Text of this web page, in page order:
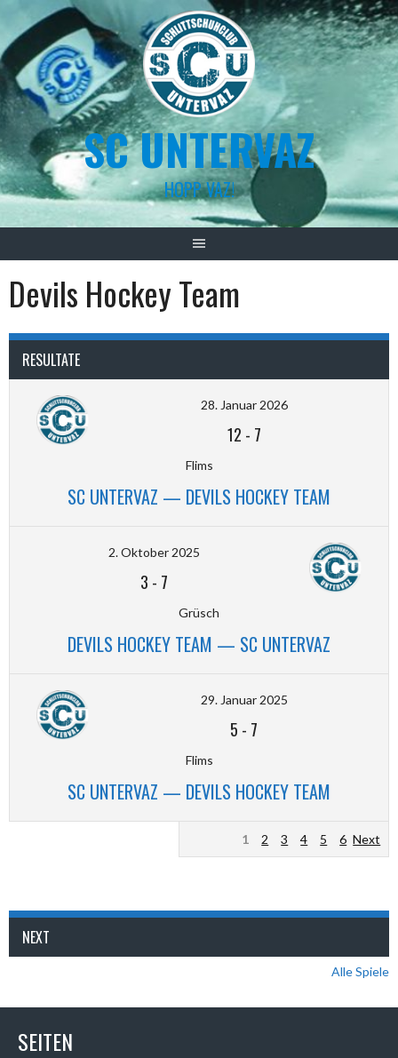
Skip
to
content
SC UNTERVAZ
HOPP VAZ!
Devils Hockey Team
RESULTATE
28. Januar 2026
12 - 7
Flims
SC UNTERVAZ — DEVILS HOCKEY TEAM
2. Oktober 2025
3 - 7
Grüsch
DEVILS HOCKEY TEAM — SC UNTERVAZ
29. Januar 2025
5 - 7
Flims
SC UNTERVAZ — DEVILS HOCKEY TEAM
1 2 3 4 5 6 Next
NEXT
Alle Spiele
SEITEN